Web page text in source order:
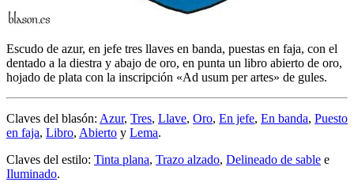
Escudo de azur, en jefe tres llaves en banda, puestas en faja, con el
dentado a la diestra y abajo de oro, en punta un libro abierto de oro,
hojado de plata con la inscripción «Ad usum per artes» de gules.
Claves del blasón: Azur, Tres, Llave, Oro, En jefe, En banda, Puesto
en faja, Libro, Abierto y Lema.
Claves del estilo: Tinta plana, Trazo alzado, Delineado de sable e
Iluminado.